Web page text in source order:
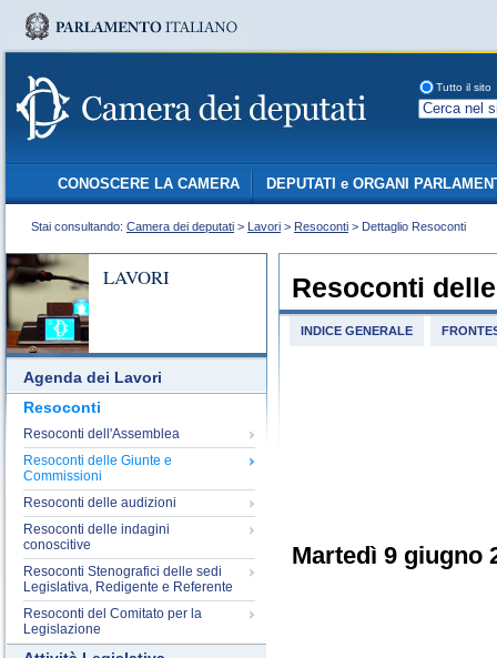
Tutto il sito
CONOSCERE LA CAMERA DEPUTATI e ORGANI
Stai consultando: Camera dei deputati > Lavori > Resoconti > Dettaglio Resoconti
LAVORI
Agenda dei Lavori
Resoconti
Resoconti dell'Assemblea
Resoconti delle Giunte e
Commissioni
Resoconti delle audizioni
Resoconti delle indagini
conoscitive
Resoconti Stenografici delle sedi
Legislativa, Redigente e Referente
Resoconti del Comitato per la
Legislazione
Resoconti
INDICE GENERALE
Martedì 9 giugno